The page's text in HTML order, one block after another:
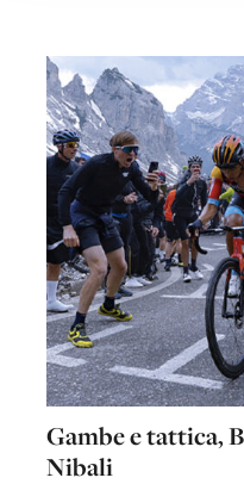
Gambe e tattica,
Nibali